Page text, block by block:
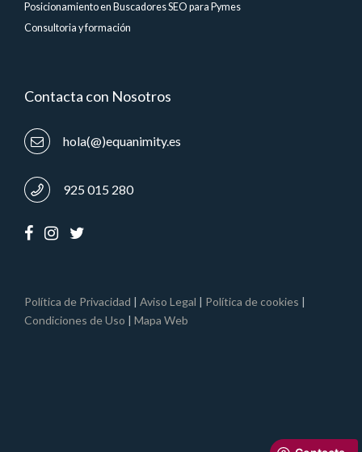
Posicionamiento en Buscadores SEO para Pymes
Consultoria y formación
Contacta con Nosotros
hola(@)equanimity.es
925 015 280
Política de Privacidad | Aviso Legal | Política de cookies |
Condiciones de Uso | Mapa Web